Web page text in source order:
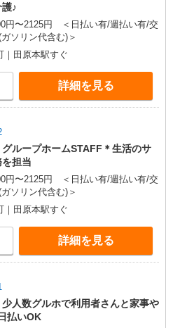
♪
円〜2125円 ＜日払い有/週払い有/交
ソリン代含む)＞
｜田原本駅すぐ
詳細を見る
グループホームSTAFF＊生活のサ
担当
円〜2125円 ＜日払い有/週払い有/交
ソリン代含む)＞
｜田原本駅すぐ
詳細を見る
少人数グルホで利用者さんと家事や
払いOK